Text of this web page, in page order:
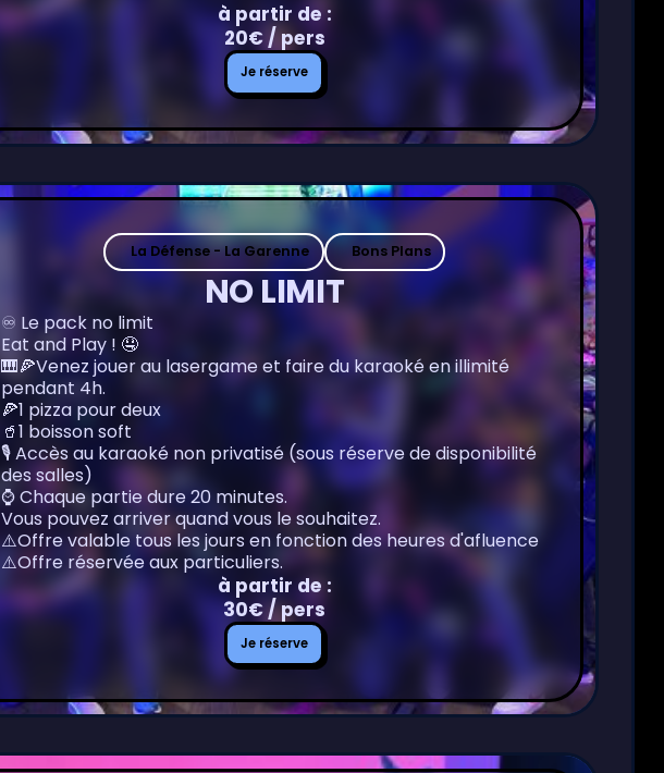
à partir de :
20€ / pers
Je
réserve
Je réserve
La Défense - La Garenne Bons Plans
NO LIMIT
♾️ Le pack no limit
Eat and Play ! 🤤
🎹🍕Venez jouer au lasergame et faire du karaoké en illimité
pendant 4h.
🍕1 pizza pour deux
🥤1 boisson soft
🎙 Accès au karaoké non privatisé (sous réserve de disponibilité
des salles)
⌚️ Chaque partie dure 20 minutes.
Vous pouvez arriver quand vous le souhaitez.
⚠️Offre valable tous les jours en fonction des heures d'afluence
⚠️Offre réservée aux particuliers.
à partir de :
30€ / pers
Je
réserve
Je réserve